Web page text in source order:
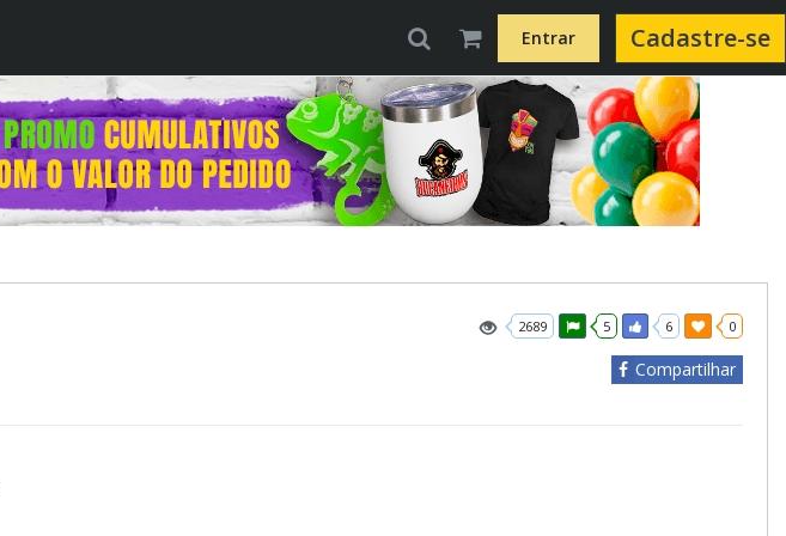
Entrar Cadastre-se
2689 5 6 0
Compartilhar